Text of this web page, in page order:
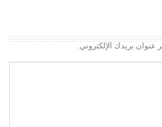
عنوان بريدك الإلكتروني.